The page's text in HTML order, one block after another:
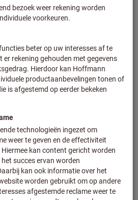
Set adembeschermingsmaskers
Artikelnummer: 097002
Leverbaar
4 varianten
Naar de varianten
Set adembeschermingsmaskers